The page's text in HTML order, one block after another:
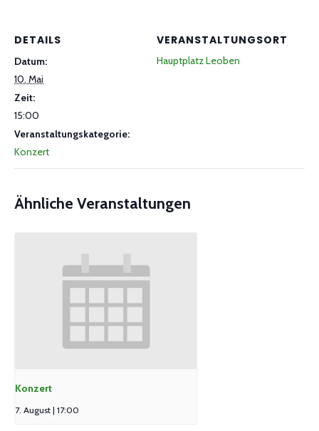
DETAILS
Datum:
10. Mai
Zeit:
15:00
Veranstaltungskategorie:
Konzert
VERANSTALTUNGSORT
Hauptplatz Leoben
Ähnliche Veranstaltungen
Konzert
7. August | 17:00